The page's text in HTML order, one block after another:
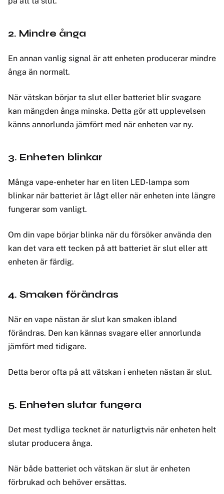
2. Mindre ånga
En annan vanlig signal är att enheten producerar mindre
ånga än normalt.
När vätskan börjar ta slut eller batteriet blir svagare
kan mängden ånga minska. Detta gör att upplevelsen
känns annorlunda jämfört med när enheten var ny.
3. Enheten blinkar
Många vape-enheter har en liten LED-lampa som
blinkar när batteriet är lågt eller när enheten inte längre
fungerar som vanligt.
Om din vape börjar blinka när du försöker använda den
kan det vara ett tecken på att batteriet är slut eller att
enheten är färdig.
4. Smaken förändras
När en vape nästan är slut kan smaken ibland
förändras. Den kan kännas svagare eller annorlunda
jämfört med tidigare.
Detta beror ofta på att vätskan i enheten nästan är slut.
5. Enheten slutar fungera
Det mest tydliga tecknet är naturligtvis när enheten helt
slutar producera ånga.
När både batteriet och vätskan är slut är enheten
förbrukad och behöver ersättas.